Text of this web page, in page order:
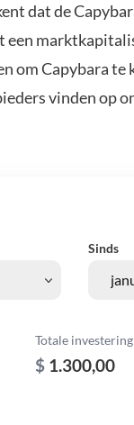
dat de
een
om Capybara te
vinden op
Sinds
Totale investering
$ 1.300,00